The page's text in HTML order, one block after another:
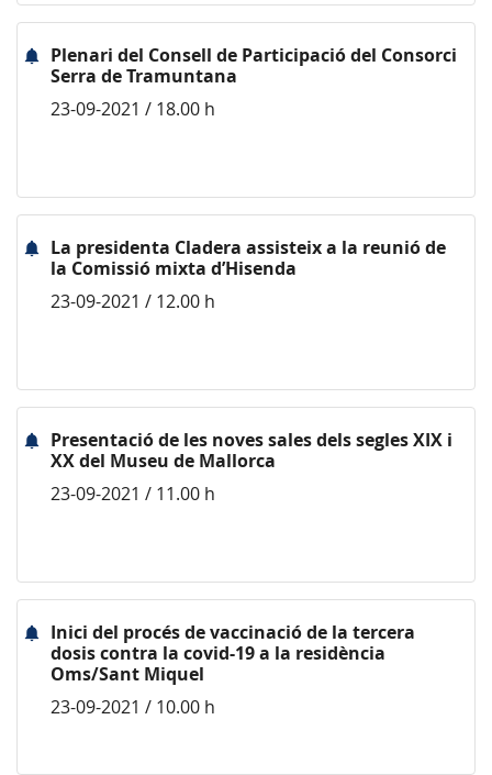
Plenari del Consell de Participació del Consorci
Serra de Tramuntana
23-09-2021 / 18.00 h
La presidenta Cladera assisteix a la reunió de
la Comissió mixta d’Hisenda
23-09-2021 / 12.00 h
Presentació de les noves sales dels segles XIX i
XX del Museu de Mallorca
23-09-2021 / 11.00 h
Inici del procés de vaccinació de la tercera
dosis contra la covid-19 a la residència
Oms/Sant Miquel
23-09-2021 / 10.00 h